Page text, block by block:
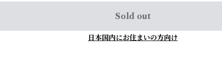
Sold out
日本国内にお住まいの方向け